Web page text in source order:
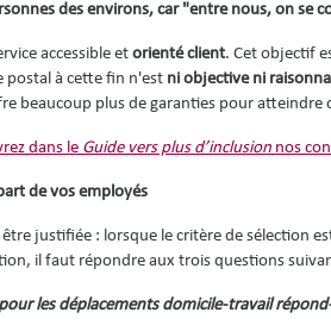
des environs, car "entre nous, on se
accessible et orienté client. Cet objectif
postal à cette fin n'est ni objective ni
beaucoup plus de garanties pour atteindre
dans le Guide vers plus d’inclusion nos
de vos employés
justifiée : lorsque le critère de sélection
il faut répondre aux trois questions
les déplacements domicile-travail